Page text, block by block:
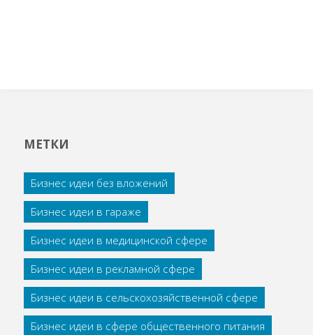
МЕТКИ
Бизнес идеи без вложений
Бизнес идеи в гараже
Бизнес идеи в медицинской сфере
Бизнес идеи в рекламной сфере
Бизнес идеи в сельскохозяйственной сфере
Бизнес идеи в сфере общественного питания